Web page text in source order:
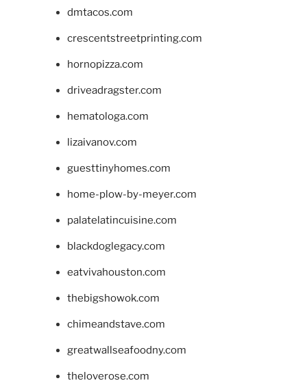
dmtacos.com
crescentstreetprinting.com
hornopizza.com
driveadragster.com
hematologa.com
lizaivanov.com
guesttinyhomes.com
home-plow-by-meyer.com
palatelatincuisine.com
blackdoglegacy.com
eatvivahouston.com
thebigshowok.com
chimeandstave.com
greatwallseafoodny.com
theloverose.com